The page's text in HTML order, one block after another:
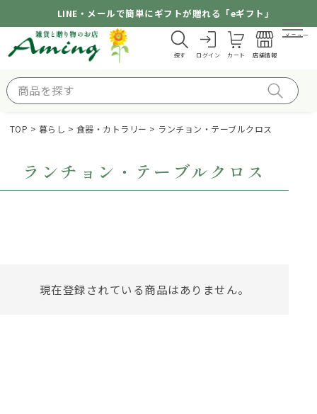
LINE・メールで簡単にギフトが贈れる「eギフト」
探す ログイン カート 店舗情報
メニュー
TOP 暮らし 食器・カトラリー ランチョン・テーブルクロス
ランチョン・テーブルクロス
現在登録されている商品はありません。